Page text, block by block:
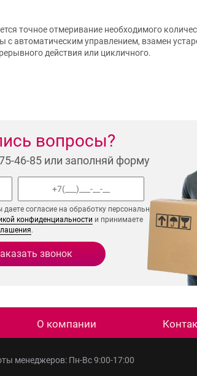
точное отмеривание необходимого
с автоматическим управлением, взамен
действия или цикличного.
вопросы?
46-85 или заполняй форму
согласие на обработку персональных
конфиденциальности и принимаете
.
О компании
менеджеров: Пн-Вс 9:00-17:00